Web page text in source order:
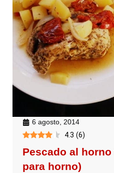
6 agosto, 2014
4.3 (6)
Pescado al
para horno)